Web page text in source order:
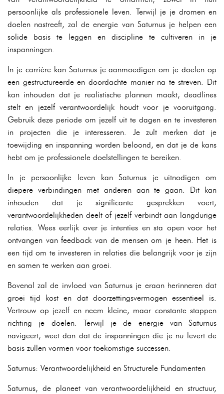
persoonlijke als professionele leven. Terwijl je je dromen en
doelen nastreeft, zal de energie van Saturnus je helpen een
solide basis te leggen en discipline te cultiveren in je
inspanningen.
In je carrière kan Saturnus je aanmoedigen om je doelen op
een gestructureerde en doordachte manier na te streven. Dit
kan inhouden dat je realistische plannen maakt, deadlines
stelt en jezelf verantwoordelijk houdt voor je vooruitgang.
Gebruik deze periode om jezelf uit te dagen en te investeren
in projecten die je interesseren. Je zult merken dat je
toewijding en inspanning worden beloond, en dat je de kans
hebt om je professionele doelstellingen te bereiken.
In je persoonlijke leven kan Saturnus je uitnodigen om
diepere verbindingen met anderen aan te gaan. Dit kan
inhouden dat je significante gesprekken voert,
verantwoordelijkheden deelt of jezelf verbindt aan langdurige
relaties. Wees eerlijk over je intenties en sta open voor het
ontvangen van feedback van de mensen om je heen. Het is
een tijd om te investeren in relaties die belangrijk voor je zijn
en samen te werken aan groei.
Bovenal zal de invloed van Saturnus je eraan herinneren dat
groei tijd kost en dat doorzettingsvermogen essentieel is.
Vertrouw op jezelf en neem kleine, maar constante stappen
richting je doelen. Terwijl je de energie van Saturnus
navigeert, weet dan dat de inspanningen die je nu levert de
basis zullen vormen voor toekomstige successen.
Saturnus: Verantwoordelijkheid en Structurele Fundamenten
Saturnus, de planeet van verantwoordelijkheid en structuur,